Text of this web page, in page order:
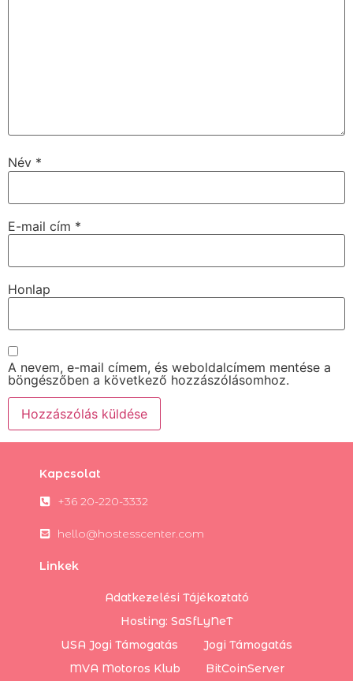
Név *
E-mail cím *
Honlap
A nevem, e-mail címem, és weboldalcímem mentése a
böngészőben a következő hozzászólásomhoz.
Kapcsolat
+36 20-220-3332
hello@hostesscenter.com
Linkek
Adatkezelési Tájékoztató
Hosting: SaSfLyNeT
USA Jogi Támogatás
Jogi Támogatás
MVA Motoros Klub
BitCoinServer